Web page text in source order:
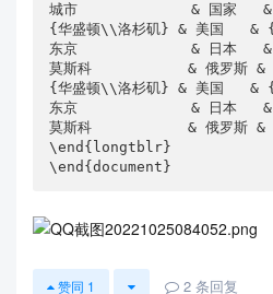
城市             & 国家
{华盛顿\\洛杉矶} & 美国
东京             & 日本
莫斯科           & 俄罗斯
{华盛顿\\洛杉矶} & 美国
东京             & 日本
莫斯科           & 俄罗斯
\end{longtblr}
\end{document}
赞同 1 2 条回复